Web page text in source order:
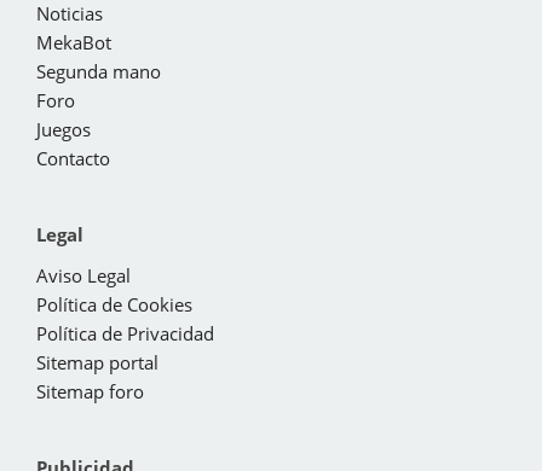
Noticias
MekaBot
Segunda mano
Foro
Juegos
Contacto
Legal
Aviso Legal
Política de Cookies
Política de Privacidad
Sitemap portal
Sitemap foro